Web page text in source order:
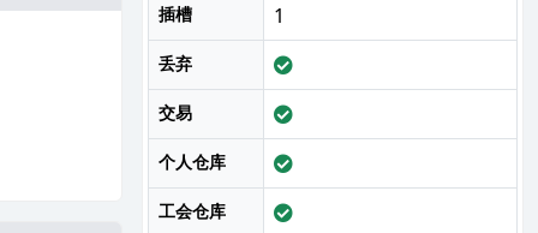
插槽 1
丢弃
交易
个人仓库
工会仓库